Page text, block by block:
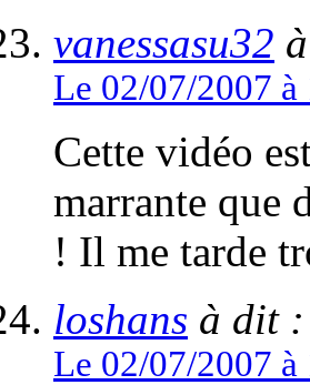
vanessasu32
Le 02/07/2007 à
Cette vidéo
marrante que
! Il me tarde
loshans à dit :
Le 02/07/2007 à